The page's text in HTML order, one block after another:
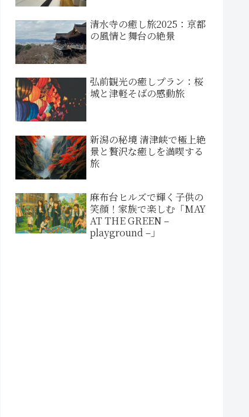
清水寺の癒し旅2025：京都
の風情と舞台の絶景
弘前観光の癒しプラン：桜
城と津軽そばの感動旅
新潟の秘境 清津峡で極上絶
景と贅沢な癒しを満喫する
旅
麻布台ヒルズで輝く子供の
笑顔！家族で楽しむ「MAY
AT THE GREEN –
playground –」